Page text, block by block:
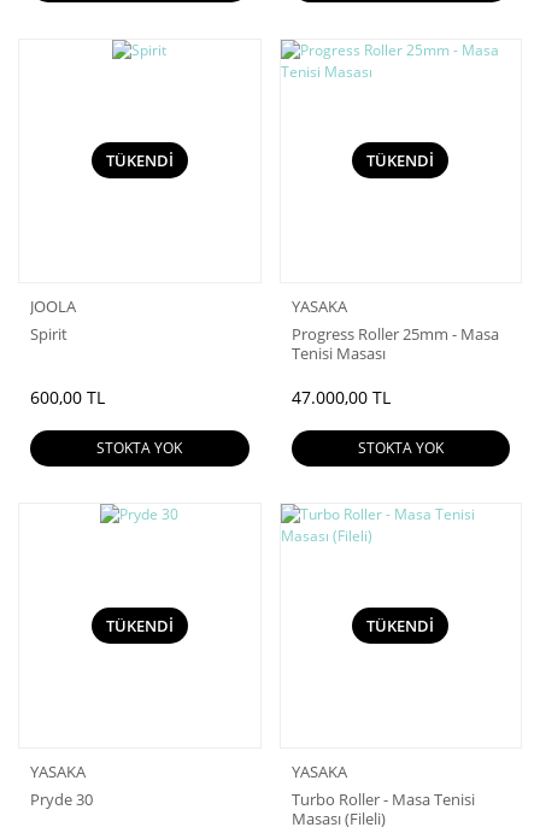
TÜKENDİ
JOOLA
Spirit
600,00 TL
STOKTA YOK
TÜKENDİ
YASAKA
Progress Roller 25mm - Masa
Tenisi Masası
47.000,00 TL
STOKTA YOK
TÜKENDİ
YASAKA
Pryde 30
TÜKENDİ
YASAKA
Turbo Roller - Masa Tenisi
Masası (Fileli)